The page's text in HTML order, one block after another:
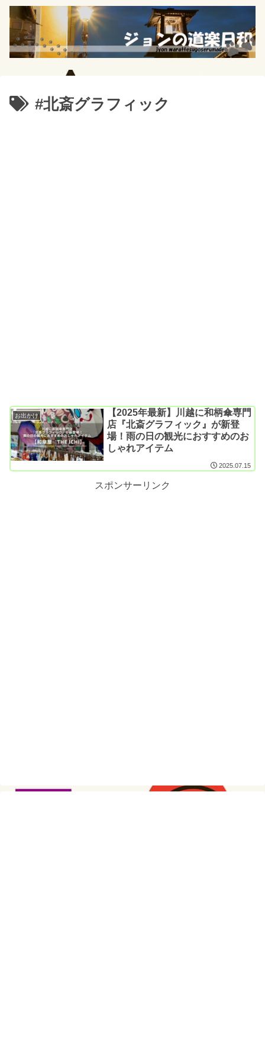
#北斎グラフィック
お出かけ
【2025年最新】川越に和柄傘専門
店『北斎グラフィック』が新登
場！雨の日の観光におすすめのお
しゃれアイテム
2025.07.15
スポンサーリンク